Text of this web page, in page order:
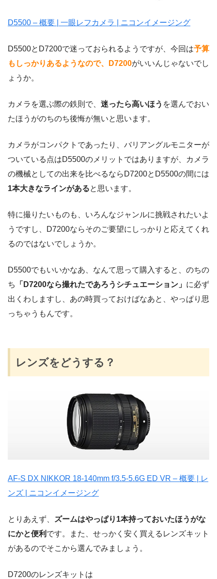
D5500 – 概要 | 一眼レフカメラ | ニコンイメージング
D5500とD7200で迷っておられるようですが、今回は予算
もしっかりあるようなので、D7200がいいんじゃないでし
ょうか。
カメラを選ぶ際の鉄則で、 迷ったら高いほう を選んでおい
たほうがのちのち後悔が無いと思います。
カメラがコンパクトであったり、バリアングルモニターが
ついている点はD5500のメリットではありますが、カメラ
の機械としての出来を比べるならD7200とD5500の間には
1本大きなラインがあると思います。
特に撮りたいものも、いろんなジャンルに挑戦されたいよ
うですし、D7200ならそのご要望にしっかりと応えてくれ
るのではないでしょうか。
D5500でもいいかなあ、なんて思って購入すると、のちの
ち
「D7200なら撮れたであろうシチュエーション」 に必ず
出くわしますし、あの時買っておけばなあと、やっぱり思
っちゃうもんです。
レンズをどうする？
AF-S DX NIKKOR 18-140mm f/3.5-5.6G ED VR – 概要 | レ
ンズ | ニコンイメージング
とりあえず、
ズームはやっぱり1本持っておいたほうがな
にかと便利 です。また、せっかく安く買えるレンズキット
があるのでそこから選んでみましょう。
D7200のレンズキットは